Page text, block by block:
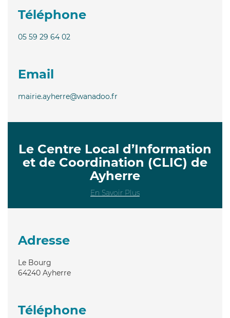
Téléphone
05 59 29 64 02
Email
mairie.ayherre@wanadoo.fr
Le Centre Local d’Information
et de Coordination (CLIC) de
Ayherre
En Savoir Plus
Adresse
Le Bourg
64240 Ayherre
Téléphone